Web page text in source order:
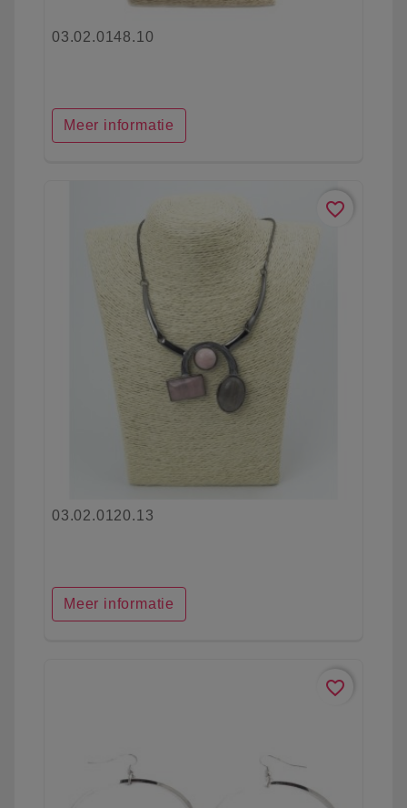
03.02.0148.10
Meer informatie
favorite_border
03.02.0120.13
Meer informatie
favorite_border